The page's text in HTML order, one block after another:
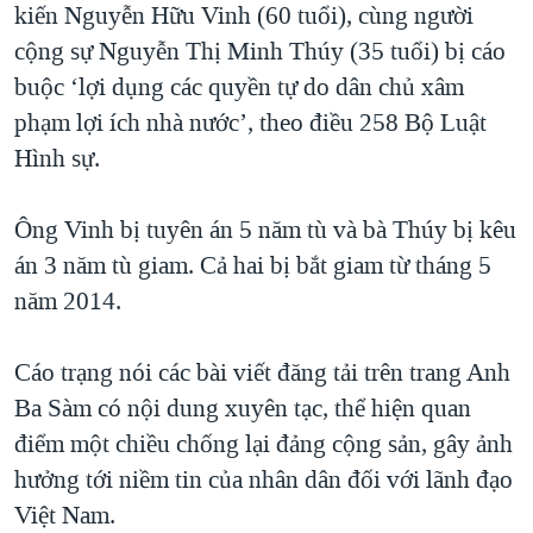
QUAN HỆ VIỆT MỸ
kiến Nguyễn Hữu Vinh (60 tuổi), cùng người
cộng sự Nguyễn Thị Minh Thúy (35 tuổi) bị cáo
buộc ‘lợi dụng các quyền tự do dân chủ xâm
phạm lợi ích nhà nước’, theo điều 258 Bộ Luật
Hình sự.
Ông Vinh bị tuyên án 5 năm tù và bà Thúy bị kêu
án 3 năm tù giam. Cả hai bị bắt giam từ tháng 5
năm 2014.
Cáo trạng nói các bài viết đăng tải trên trang Anh
Ba Sàm có nội dung xuyên tạc, thể hiện quan
điểm một chiều chống lại đảng cộng sản, gây ảnh
hưởng tới niềm tin của nhân dân đối với lãnh đạo
Việt Nam.